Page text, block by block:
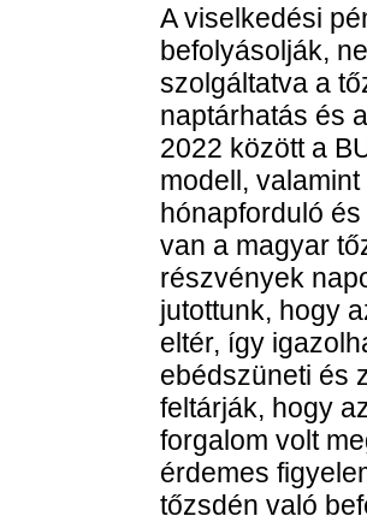
A viselkedési
befolyásolják,
szolgáltatva a
naptárhatás és
2022 között a
modell,
hónapforduló
van a magyar
részvények
jutottunk, hogy
eltér, így
ebédszüneti és
feltárják, hogy
forgalom volt
érdemes
tőzsdén való